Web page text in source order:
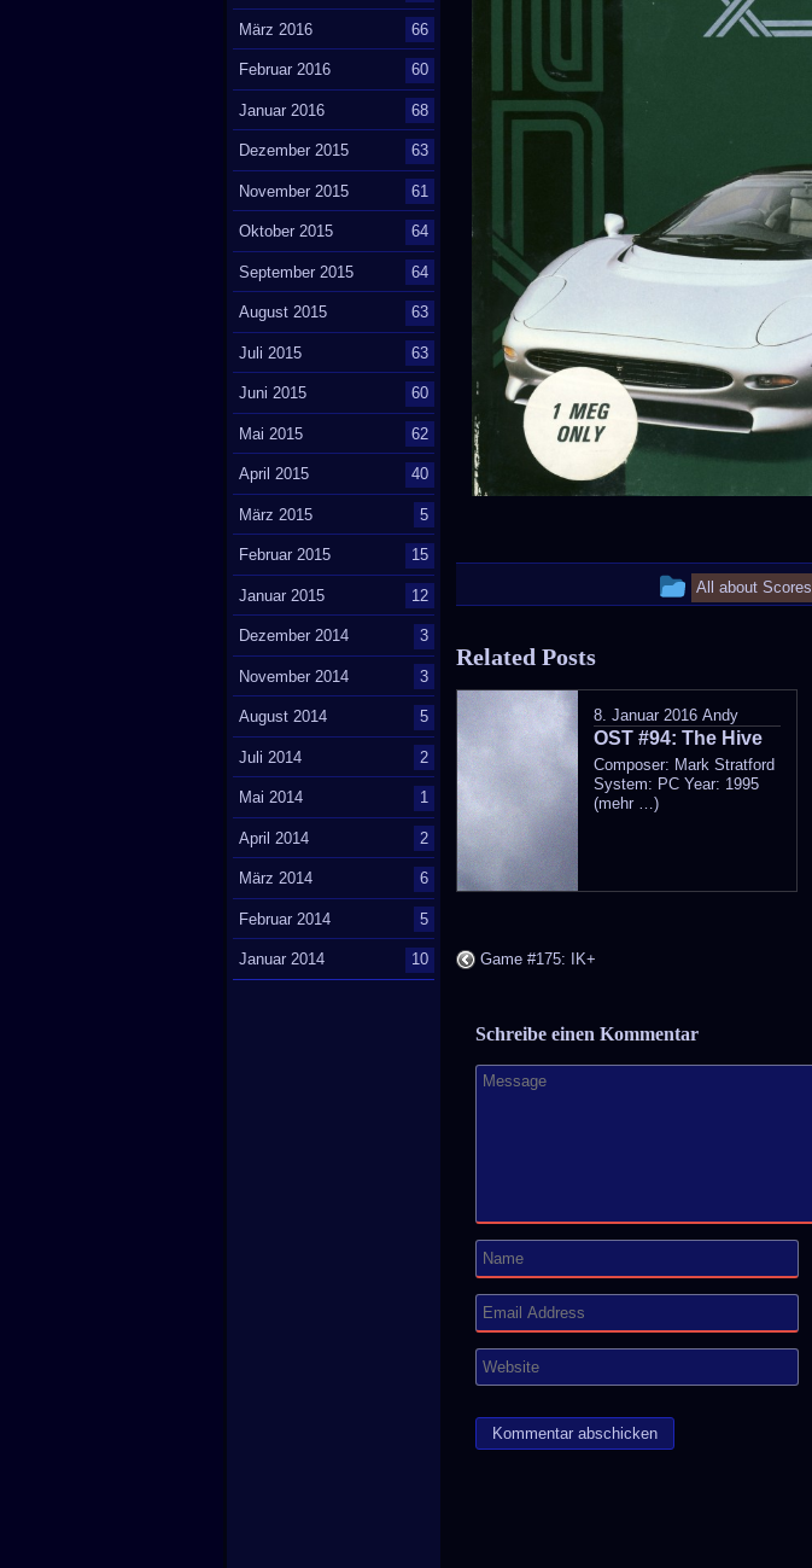
This
posted
in
All about Scores
Related Posts
8. Januar 2016 Andy
OST #94: The Hive
Composer: Mark Stratford
System: PC Year: 1995
(mehr …)
Game #175: IK+
Schreibe einen Kommentar
März 2016 66
Februar 2016 60
Januar 2016 68
Dezember 2015 63
November 2015 61
Oktober 2015 64
September 2015 64
August 2015 63
Juli 2015 63
Juni 2015 60
Mai 2015 62
April 2015 40
März 2015 5
Februar 2015 15
Januar 2015 12
Dezember 2014 3
November 2014 3
August 2014 5
Juli 2014 2
Mai 2014 1
April 2014 2
März 2014 6
Februar 2014 5
Januar 2014 10